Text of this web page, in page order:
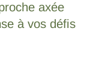
axée
à vos défis